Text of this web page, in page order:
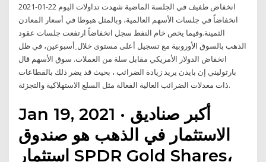
انخفاض طفيف في الجلسة الماضية شهدت تداولات اليوم 22-01-2021
انخفاضاً في جلسات الأسهم العالمية، وبالمثل هبوطا في أسعار المعادن
الثمينة.وفيما يخص خام النفط سجل انخفاضاً ارتفعت جلسات عقود
الذهب بالسوق الأوروبية مع تسجيل أعلى مستوى خلال ِأسبوعين، في ظل
انخفاض الدولار الأمريكي مقابل سلة من العملات. سوق الأسهم قال
بارتوليني إن بايدن يريد زيادة الضرائب ، بحيث قد يضر ذلك بالقطاعات
ذات معدلات الضرائب العالية الفعالة مثل السلع الاستهلاكية والتجزئة.
Jan 19, 2021 · أكبر صناديق
الاستثمار في الذهب هو صندوق
استثمار SPDR Gold Shares،